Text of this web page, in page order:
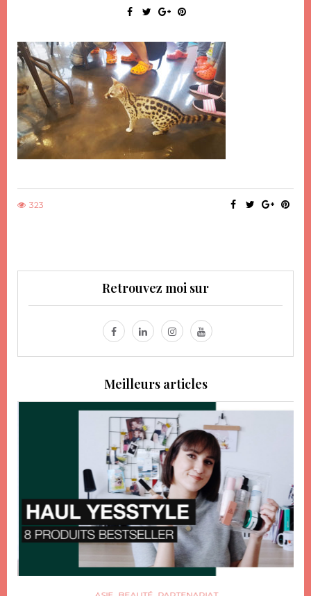
323
Retrouvez moi sur
Meilleurs articles